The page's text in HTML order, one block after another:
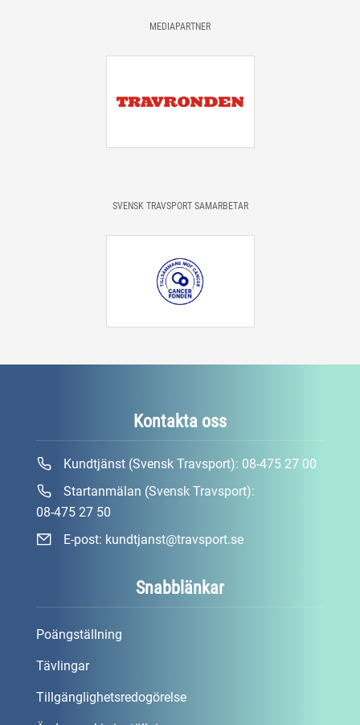
MEDIAPARTNER
SVENSK TRAVSPORT SAMARBETAR
Snabblänkar
Poängställning
Tävlingar
Tillgänglighetsredogörelse
Kontakta oss
Kundtjänst (Svensk Travsport): 08-475 27 00
Startanmälan (Svensk Travsport):
08-475 27 50
E-post: kundtjanst@travsport.se